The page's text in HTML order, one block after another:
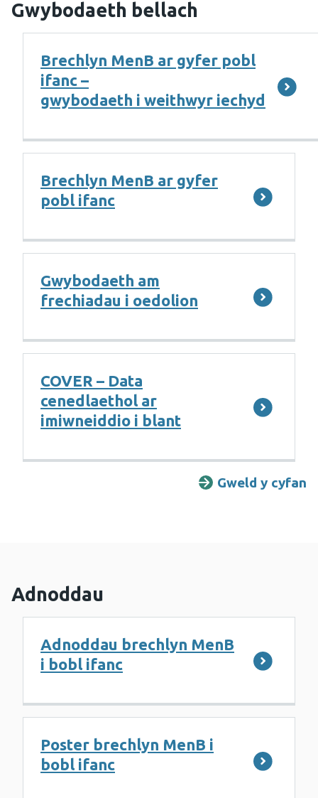
Gwybodaeth bellach
Brechlyn MenB ar gyfer pobl
ifanc –
gwybodaeth i weithwyr iechyd
Brechlyn MenB ar gyfer
pobl ifanc
Gwybodaeth am
frechiadau i oedolion
COVER – Data
cenedlaethol ar
imiwneiddio i blant
Gweld y cyfan
Adnoddau
Adnoddau brechlyn MenB
i bobl ifanc
Poster brechlyn MenB i
bobl ifanc